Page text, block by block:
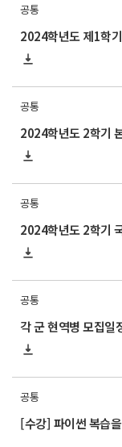
공통
2024학년도 제1학
공통
2024학년도 2학기
공통
2024학년도 2학기
공통
각 군 현역병 모집
공통
[수강] 파이썬 복습